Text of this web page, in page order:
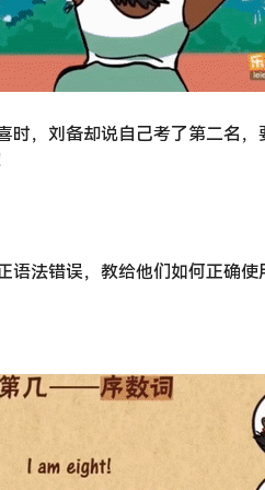
时，刘备却说自己考了第二名
法错误，教给他们如何正确使